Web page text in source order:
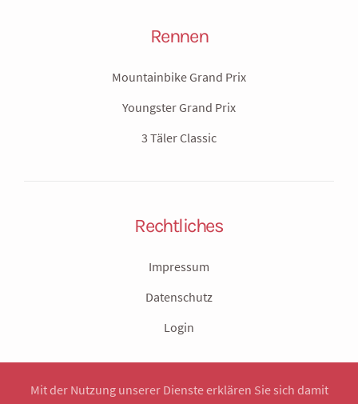
Rennen
Mountainbike Grand Prix
Youngster Grand Prix
3 Täler Classic
Rechtliches
Impressum
Datenschutz
Login
Mit der Nutzung unserer Dienste erklären Sie sich damit